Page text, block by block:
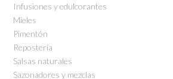
Infusiones y edulcorantes
Mieles
Pimentón
Repostería
Salsas naturales
Sazonadores y mezclas